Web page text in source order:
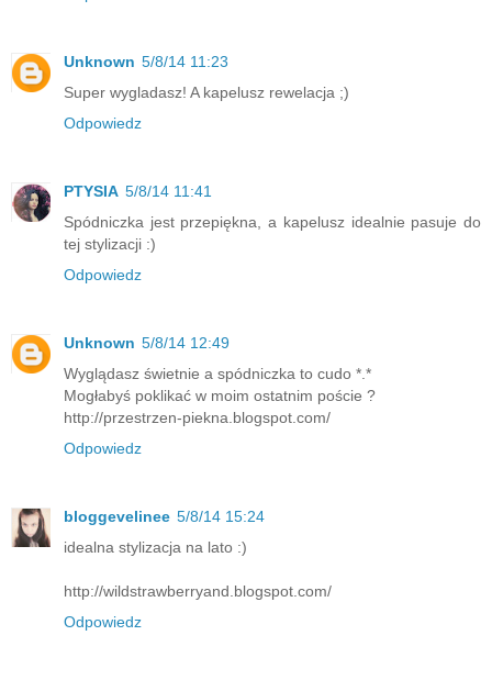
Unknown 5/8/14 11:23
Super wygladasz! A kapelusz rewelacja ;)
Odpowiedz
PTYSIA 5/8/14 11:41
Spódniczka jest przepiękna, a kapelusz idealnie pasuje do
tej stylizacji :)
Odpowiedz
Unknown 5/8/14 12:49
Wyglądasz świetnie a spódniczka to cudo *.*
Mogłabyś poklikać w moim ostatnim poście ?
http://przestrzen-piekna.blogspot.com/
Odpowiedz
bloggevelinee 5/8/14 15:24
idealna stylizacja na lato :)
http://wildstrawberryand.blogspot.com/
Odpowiedz